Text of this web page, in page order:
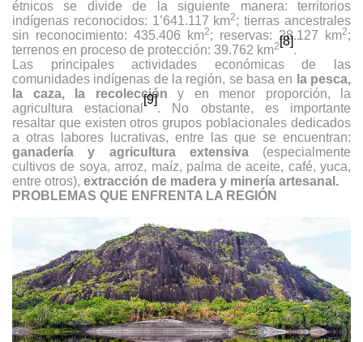
étnicos se divide de la siguiente manera: territorios
indígenas reconocidos: 1’641.117 km2; tierras ancestrales
sin reconocimiento: 435.406 km2; reservas: 28.127 km2;
terrenos en proceso de protección: 39.762 km2[8]
.
Las principales actividades económicas de las
comunidades indígenas de la región, se basa en la pesca,
la caza, la recolección y en menor proporción, la
agricultura estacional
[9]
. No obstante, es importante
resaltar que existen otros grupos poblacionales dedicados
a otras labores lucrativas, entre las que se encuentran:
ganadería y agricultura extensiva(especialmente
cultivos de soya, arroz, maíz, palma de aceite, café, yuca,
entre otros), extracción de madera y minería artesanal.
PROBLEMAS QUE ENFRENTA LA REGIÓN